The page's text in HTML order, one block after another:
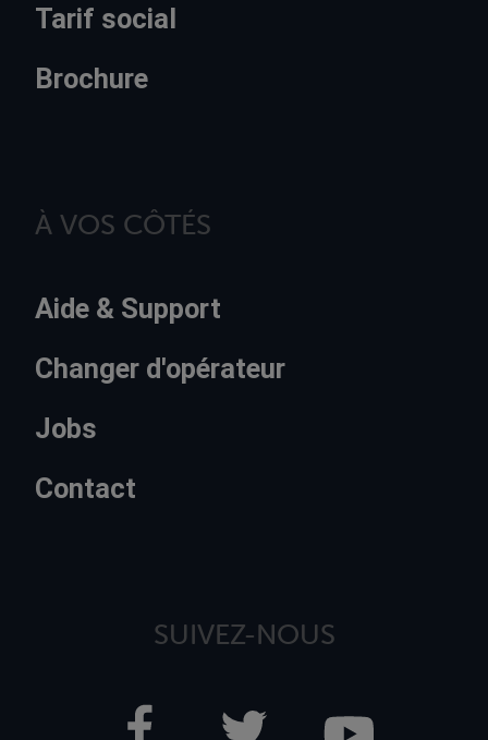
Tarif social
Brochure
À VOS CÔTÉS
Aide & Support
Changer d'opérateur
Jobs
Contact
SUIVEZ-NOUS